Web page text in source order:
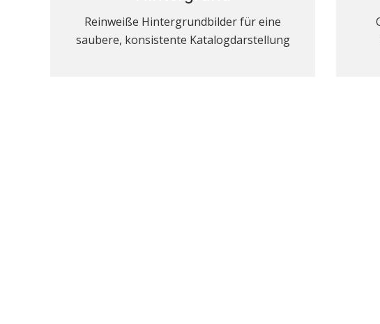
Reinweiße Hintergrundbilder für eine
saubere, konsistente Katalogdarstellung